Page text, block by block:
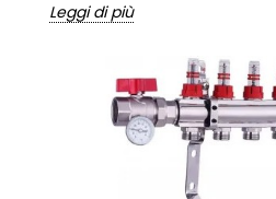
Leggi di più